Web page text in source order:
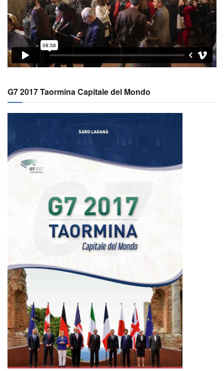
G7 2017 Taormina Capitale del Mondo